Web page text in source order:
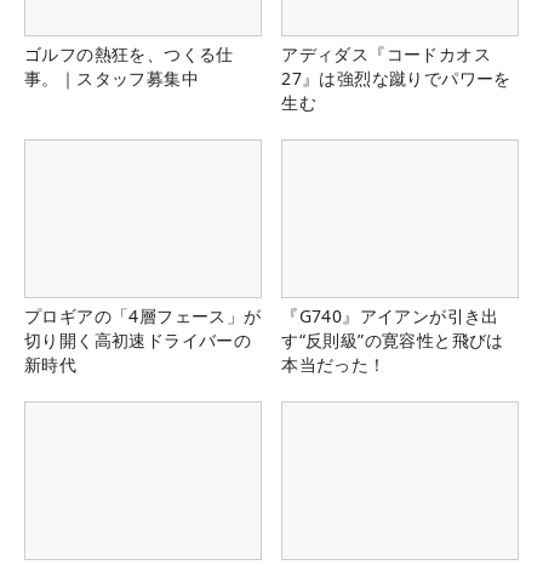
ゴルフの熱狂を、つくる仕
事。｜スタッフ募集中
アディダス『コードカオス
27』は強烈な蹴りでパワーを
生む
プロギアの「4層フェース」が
切り開く高初速ドライバーの
新時代
『G740』アイアンが引き出
す“反則級”の寛容性と飛びは
本当だった！